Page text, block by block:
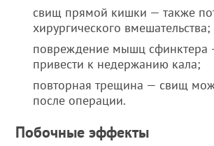
свищ прямой кишки — также
хирургического вмешательства;
повреждение мышц сфинктера
привести к недержанию кала;
повторная трещина — свищ
после операции.
Побочные эффекты